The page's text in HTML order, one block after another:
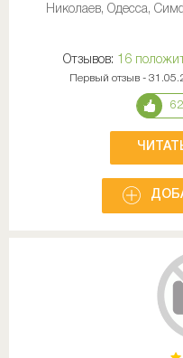
Николаев, Одесса,
Отзывов: 16
Первый отзыв -
62